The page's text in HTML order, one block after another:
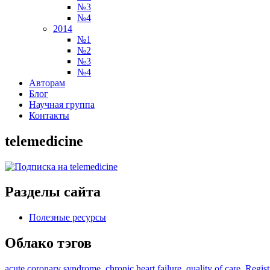
№3
№4
2014
№1
№2
№3
№4
Авторам
Блог
Научная группа
Контакты
telemedicine
Разделы сайта
Полезные ресурсы
Облако тэгов